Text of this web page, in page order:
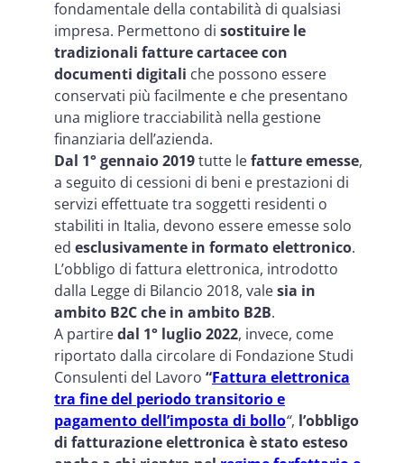
fondamentale della contabilità di qualsiasi
impresa. Permettono di sostituire le
tradizionali fatture cartaceecon
documenti digitali che possono essere
conservati più facilmente e che presentano
una migliore tracciabilità nella gestione
finanziaria dell’azienda.
Dal 1° gennaio 2019tutte lefatture emesse,
a seguito di cessioni di beni e prestazioni di
servizi effettuate tra soggetti residenti o
stabiliti in Italia, devono essere emesse solo
ed esclusivamente in formato elettronico.
L’obbligo di fattura elettronica, introdotto
dalla Legge di Bilancio 2018, valesia in
ambito B2Cche in ambito B2B.
A partiredal 1° luglio 2022, invece, come
riportato dalla circolare di Fondazione Studi
Consulenti del Lavoro “Fattura elettronica
tra fine del periodo transitorio e
pagamento dell’imposta di bollo“, l’obbligo
di fatturazione elettronica è stato esteso